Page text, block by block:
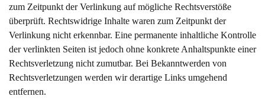
zum Zeitpunkt der Verlinkung auf mögliche Rechtsverstöße
überprüft. Rechtswidrige Inhalte waren zum Zeitpunkt der
Verlinkung nicht erkennbar. Eine permanente inhaltliche Kontrolle
der verlinkten Seiten ist jedoch ohne konkrete Anhaltspunkte einer
Rechtsverletzung nicht zumutbar. Bei Bekanntwerden von
Rechtsverletzungen werden wir derartige Links umgehend
entfernen.